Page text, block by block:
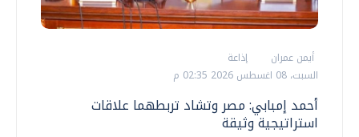
أيمن عمران
إذاعة
السبت، 08 اغسطس 2026 02:35 م
أحمد إمبابي: مصر وتشاد تربطهما علاقات
استراتيجية وثيقة